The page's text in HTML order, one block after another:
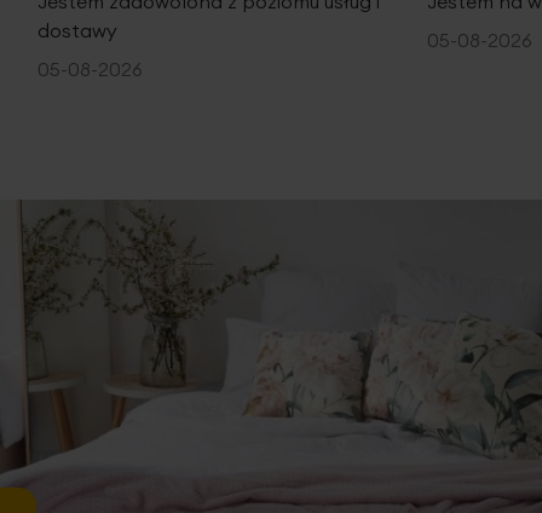
dostawy
05-08-2026
05-08-2026